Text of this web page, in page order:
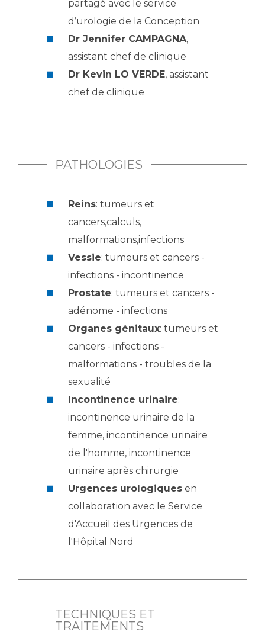
partagé avec le service
d’urologie de la Conception
Dr Jennifer CAMPAGNA,
assistant chef de clinique
Dr Kevin LO VERDE, assistant
chef de clinique
PATHOLOGIES
Reins: tumeurs et
cancers,calculs,
malformations,infections
Vessie: tumeurs et cancers -
infections - incontinence
Prostate: tumeurs et cancers -
adénome - infections
Organes génitaux: tumeurs et
cancers - infections -
malformations - troubles de la
sexualité
Incontinence urinaire:
incontinence urinaire de la
femme, incontinence urinaire
de l'homme, incontinence
urinaire après chirurgie
Urgences urologiques en
collaboration avec le Service
d'Accueil des Urgences de
l'Hôpital Nord
TECHNIQUES ET
TRAITEMENTS